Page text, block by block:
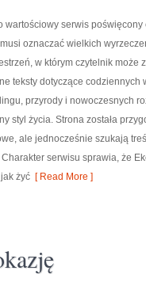
wartościowy serwis
oznaczać wielkich
w którym czytelnik
teksty dotyczące
przyrody i nowoczesnych
styl życia. Strona została
ale jednocześnie szukają
serwisu sprawia, że
żyć [ Read More ]